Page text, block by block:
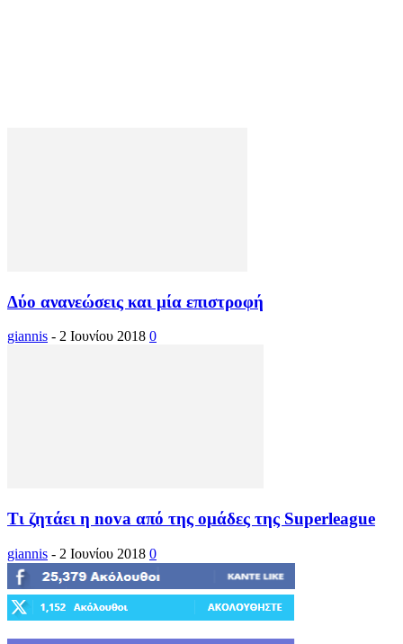
Δύο ανανεώσεις και μία επιστροφή
giannis - 2 Ιουνίου 2018 0
Τι ζητάει η nova από της ομάδες της Superleague
giannis - 2 Ιουνίου 2018 0